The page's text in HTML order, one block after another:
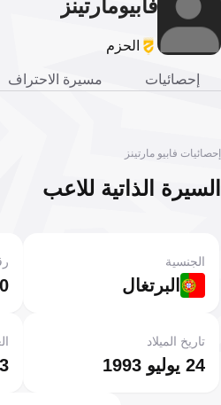
فابيومارتينز
الحزم
إحصائيات مسيرة الاحتراف
إحصائيات فابيو مارتينز
السيرة الذاتية للاعب
البرتغال
الجنسية
24 يوليو 1993
تاريخ الميلاد